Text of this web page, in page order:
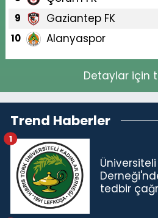
9 Gaziantep FK
10 Alanyaspor
Detaylar için
Trend Haberler
tedbir
1